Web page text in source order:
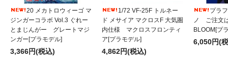
20 メカトロウィーゴ マ
ジンガーコラボ Vol.3 ぐれー
とまじんがー グレートマジ
ンガー[プラモデル]
3,366円(税込)
1/72 VF-25F トルネー
ド メサイア マクロスF 大気圏
内仕様 マクロスフロンティ
ア[プラモデル]
4,862円(税込)
プラ
ノ ご注文
BLOOM[プ
6,050円(